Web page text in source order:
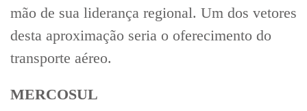
mão de sua liderança regional. Um dos vetores
desta aproximação seria o oferecimento do
transporte aéreo.
MERCOSUL